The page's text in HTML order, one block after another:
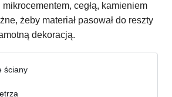
cegłą, kamieniem
żeby materiał pasował do reszty
dekoracją.
ściany